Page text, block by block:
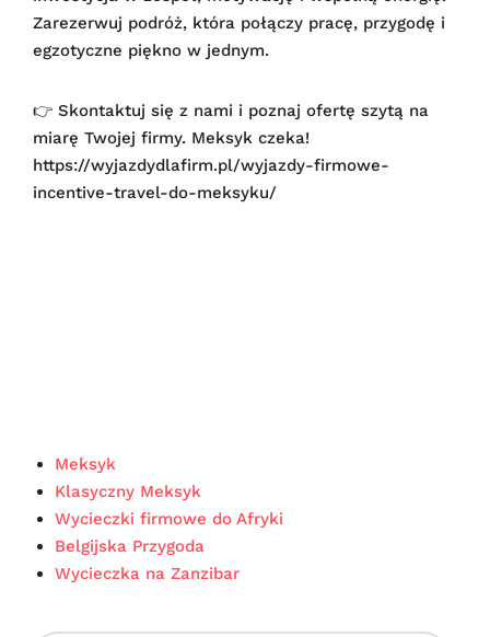
Zarezerwuj podróż, która połączy pracę, przygodę i
egzotyczne piękno w jednym.
👉 Skontaktuj się z nami i poznaj ofertę szytą na
miarę Twojej firmy. Meksyk czeka!
https://wyjazdydlafirm.pl/wyjazdy-firmowe-
incentive-travel-do-meksyku/
Meksyk
Klasyczny Meksyk
Wycieczki firmowe do Afryki
Belgijska Przygoda
Wycieczka na Zanzibar